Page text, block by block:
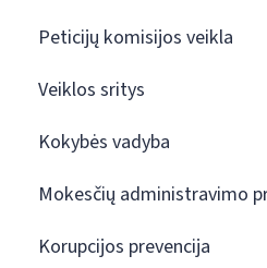
Peticijų komisijos veikla
Veiklos sritys
Kokybės vadyba
Mokesčių administravimo
Korupcijos prevencija